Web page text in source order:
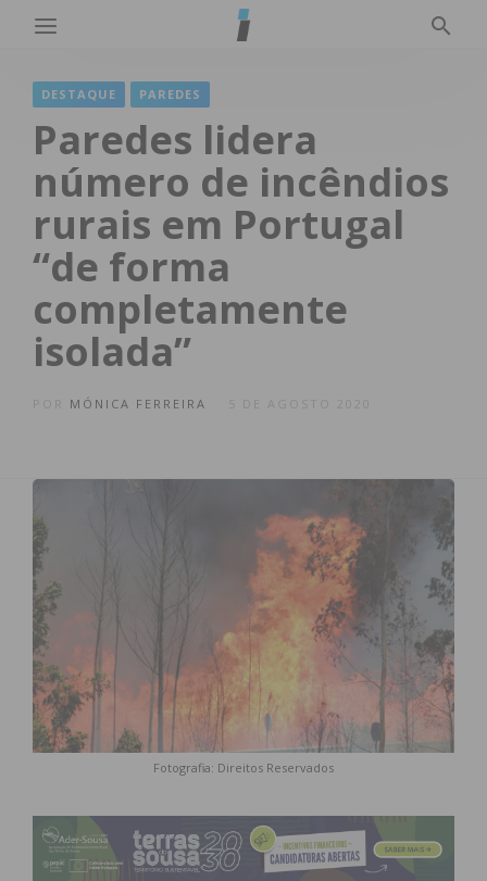
DESTAQUE PAREDES
Paredes lidera
número de incêndios
rurais em Portugal
“de forma
completamente
isolada”
MÓNICA FERREIRA 5 DE AGOSTO 2020
Fotografia: Direitos Reservados